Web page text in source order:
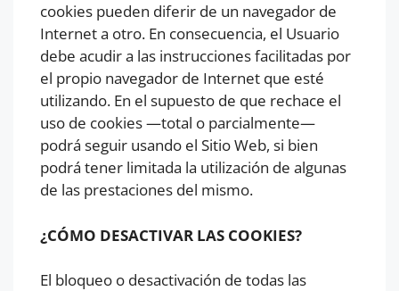
cookies pueden diferir de un navegador de
Internet a otro. En consecuencia, el Usuario
debe acudir a las instrucciones facilitadas por
el propio navegador de Internet que esté
utilizando. En el supuesto de que rechace el
uso de cookies —total o parcialmente—
podrá seguir usando el Sitio Web, si bien
podrá tener limitada la utilización de algunas
de las prestaciones del mismo.
¿CÓMO DESACTIVAR LAS COOKIES?
El bloqueo o desactivación de todas las